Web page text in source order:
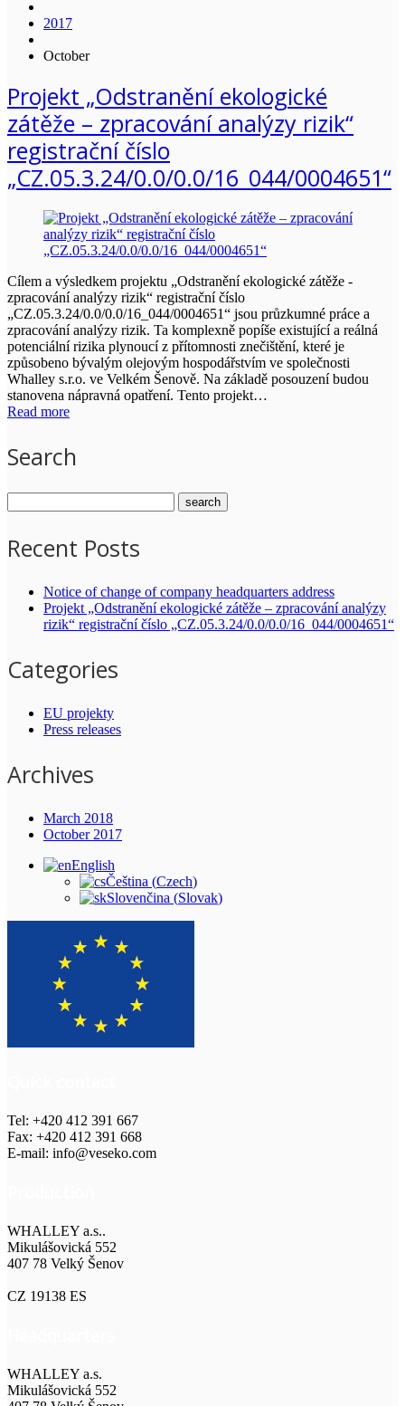
2017
October
Projekt „Odstranění ekologické
zátěže – zpracování analýzy rizik“
registrační číslo
„CZ.05.3.24/0.0/0.0/16_044/0004651“
Cílem a výsledkem projektu „Odstranění ekologické zátěže -
zpracování analýzy rizik“ registrační číslo
„CZ.05.3.24/0.0/0.0/16_044/0004651“ jsou průzkumné práce a
zpracování analýzy rizik. Ta komplexně popíše existující a reálná
potenciální rizika plynoucí z přítomnosti znečištění, které je
způsobeno bývalým olejovým hospodářstvím ve společnosti
Whalley s.r.o. ve Velkém Šenově. Na základě posouzení budou
stanovena nápravná opatření. Tento projekt…
Read more
Search
Recent Posts
Notice of change of company headquarters address
Projekt „Odstranění ekologické zátěže – zpracování analýzy
rizik“ registrační číslo „CZ.05.3.24/0.0/0.0/16_044/0004651“
Categories
EU projekty
Press releases
Archives
March 2018
October 2017
English
Čeština (Czech)
Slovenčina (Slovak)
Tel: +420 412 391 667
Fax: +420 412 391 668
E-mail: info@veseko.com
WHALLEY a.s..
Mikulášovická 552
407 78 Velký Šenov
CZ 19138 ES
WHALLEY a.s.
Mikulášovická 552